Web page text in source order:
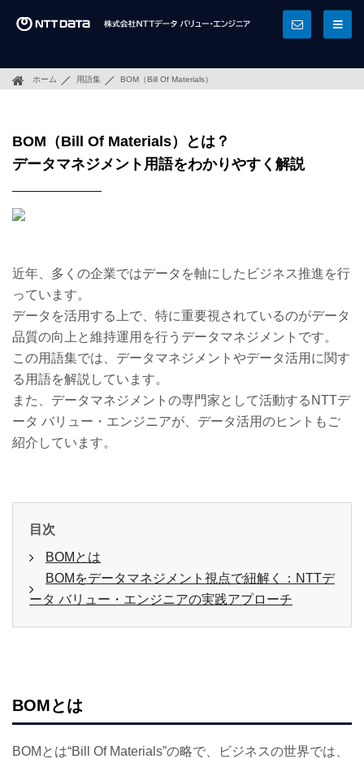
ホーム 用語集 BOM（Bill Of Materials）
BOM（Bill Of Materials）とは？
データマネジメント用語をわかりやすく解説
近年、多くの企業ではデータを軸にしたビジネス推進を行
っています。
データを活用する上で、特に重要視されているのがデータ
品質の向上と維持運用を行うデータマネジメントです。
この用語集では、データマネジメントやデータ活用に関す
る用語を解説しています。
また、データマネジメントの専門家として活動するNTTデ
ータ バリュー・エンジニアが、データ活用のヒントもご
紹介しています。
目次
BOMとは
BOMをデータマネジメント視点で紐解く：NTTデ
ータ バリュー・エンジニアの実践アプローチ
BOMとは
BOMとは“Bill Of Materials”の略で、ビジネスの世界では、